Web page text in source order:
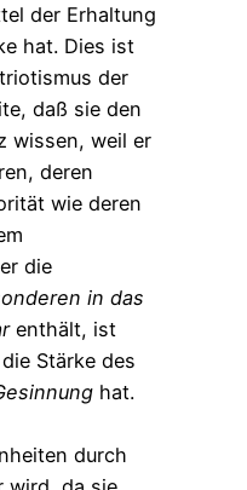
der Erhaltung
hat. Dies ist
der
daß sie den
wissen, weil er
deren
wie deren
die
in das
enthält, ist
Stärke des
hat.
durch